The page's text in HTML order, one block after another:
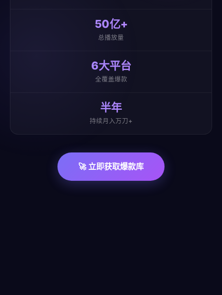
50亿+
总播放量
6大平台
全覆盖爆款
半年
持续月入万刀+
🚀 立即获取爆款库